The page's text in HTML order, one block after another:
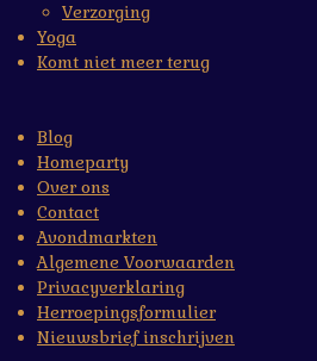
Verzorging
Yoga
Komt niet meer terug
Blog
Homeparty
Over ons
Contact
Avondmarkten
Algemene Voorwaarden
Privacyverklaring
Herroepingsformulier
Nieuwsbrief inschrijven